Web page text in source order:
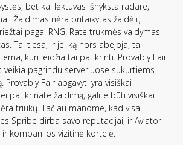
bet kai lėktuvas išnyksta radare,
Žaidimas nėra pritaikytas žaidėjų
pagal RNG. Rate trukmės valdymas
Tai tiesa, ir jei ką nors abejoja, tai
kuri leidžia tai patikrinti. Provably Fair
veikia pagrindu serveriuose sukurtiems
Provably Fair apgavyti yra visiškai
patikrinate žaidimą, galite būti visiškai
triukų. Tačiau manome, kad visai
Spribe dirba savo reputacijai, ir Aviator
kompanijos vizitinė kortelė.